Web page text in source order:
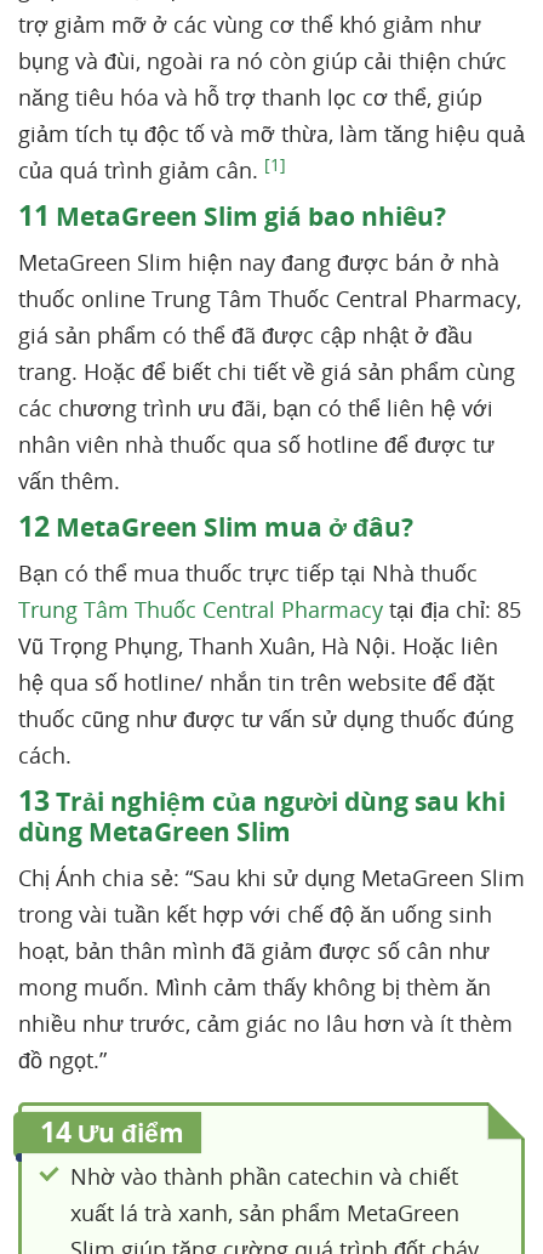
trợ giảm mỡ ở các vùng cơ thể khó giảm như
bụng và đùi, ngoài ra nó còn giúp cải thiện chức
năng tiêu hóa và hỗ trợ thanh lọc cơ thể, giúp
giảm tích tụ độc tố và mỡ thừa, làm tăng hiệu quả
của quá trình giảm cân. [1]
11 MetaGreen Slim giá bao nhiêu?
MetaGreen Slim hiện nay đang được bán ở nhà
thuốc online Trung Tâm Thuốc Central Pharmacy,
giá sản phẩm có thể đã được cập nhật ở đầu
trang. Hoặc để biết chi tiết về giá sản phẩm cùng
các chương trình ưu đãi, bạn có thể liên hệ với
nhân viên nhà thuốc qua số hotline để được tư
vấn thêm.
12 MetaGreen Slim mua ở đâu?
Bạn có thể mua thuốc trực tiếp tại Nhà thuốc
Trung Tâm Thuốc Central Pharmacy tại địa chỉ: 85
Vũ Trọng Phụng, Thanh Xuân, Hà Nội. Hoặc liên
hệ qua số hotline/ nhắn tin trên website để đặt
thuốc cũng như được tư vấn sử dụng thuốc đúng
cách.
13Trải nghiệm của người dùng sau khi
dùng MetaGreen Slim
Chị Ánh chia sẻ: “Sau khi sử dụng MetaGreen Slim
trong vài tuần kết hợp với chế độ ăn uống sinh
hoạt, bản thân mình đã giảm được số cân như
mong muốn. Mình cảm thấy không bị thèm ăn
nhiều như trước, cảm giác no lâu hơn và ít thèm
đồ ngọt.”
14 Ưu điểm
Nhờ vào thành phần catechin và chiết
xuất lá trà xanh, sản phẩm MetaGreen